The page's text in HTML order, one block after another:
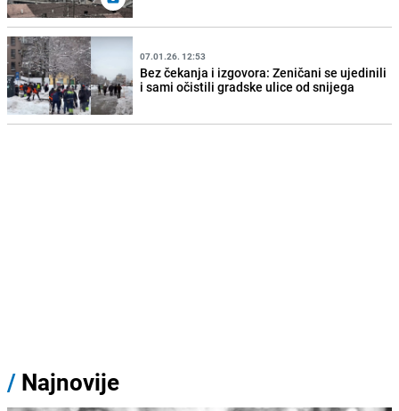
07.01.26. 12:53
Bez čekanja i izgovora: Zeničani se ujedinili
i sami očistili gradske ulice od snijega
/ Najnovije